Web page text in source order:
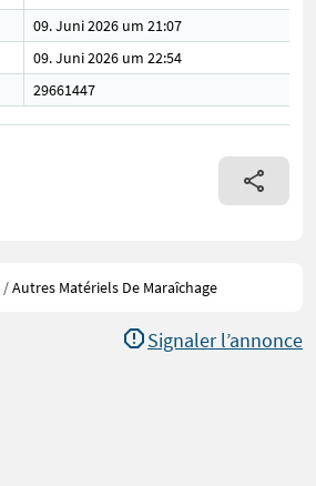
09. Juni 2026 um 21:07
09. Juni 2026 um 22:54
29661447
/Autres Matériels De Maraîchage
Signaler l’annonce